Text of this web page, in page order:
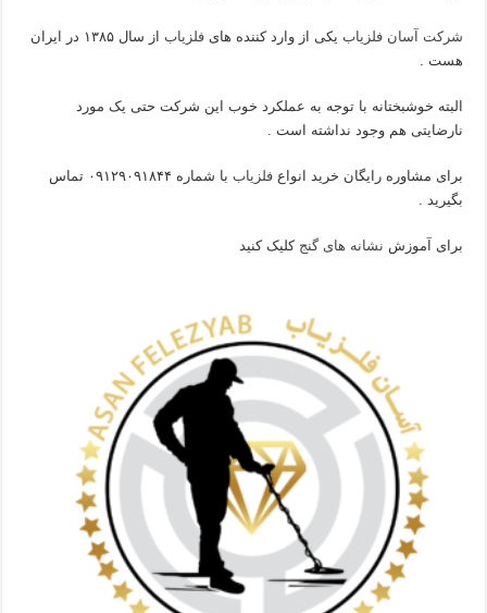
شرکت آسان فلزیاب یکی از وارد کننده هایفلزیاب
از سال ۱۳۸۵ در ایران
هست .
البته خوشبختانه با توجه به عملکرد خوب این شرکت حتی یک مورد
نارضایتی هم وجود نداشته است .
برای مشاوره رایگان خرید انواعفلزیاب
با شماره ۰۹۱۲۹۰۹۱۸۴۴ تماس
بگیرید .
برای آموزش نشانه های گنج کلیک کنید